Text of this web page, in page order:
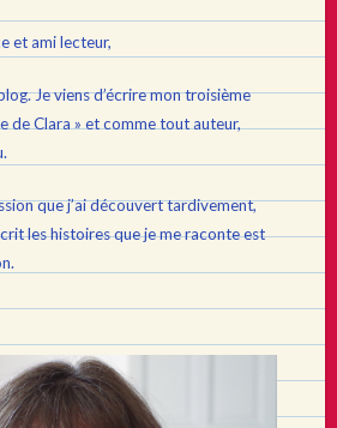
et ami lecteur,
Je viens d’écrire mon troisième
de Clara » et comme tout auteur,
que j’ai découvert tardivement,
les histoires que je me raconte est